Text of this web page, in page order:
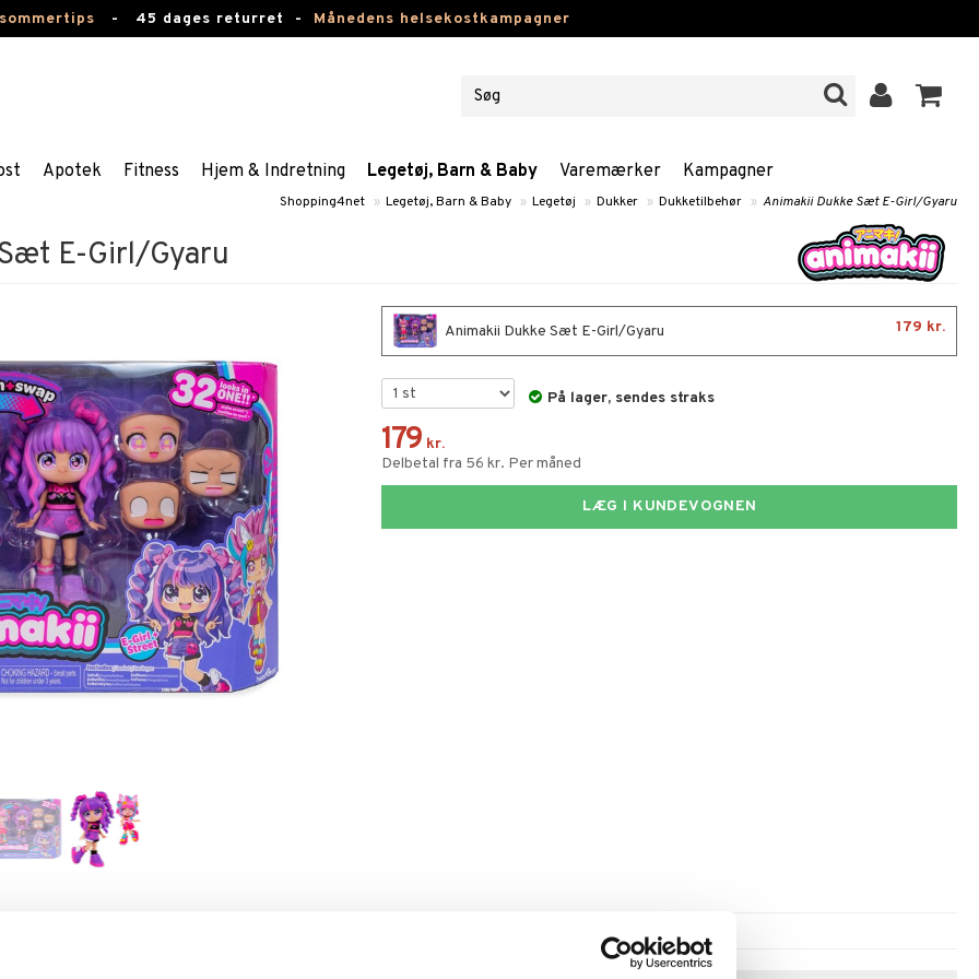
- 45 dages returret - Månedens helsekostkampagner
Apotek Fitness Hjem & Indretning Legetøj, Barn & Baby Varemærker Kampagner
Shopping4net » Legetøj, Barn & Baby » Legetøj » Dukker » Dukketilbehør » Animakii Dukke Sæt E-Girl/Gyaru
E-Girl/Gyaru
Animakii Dukke Sæt E-Girl/Gyaru 179 kr.
På lager, sendes straks
179 kr.
Delbetal fra 56 kr. Per måned
LÆG I KUNDEVOGNEN